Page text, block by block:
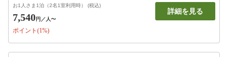
お1人さま1泊（2名1室利用時） (税込)
7,540円 ／人〜
ポイント(1%)
詳細を見る